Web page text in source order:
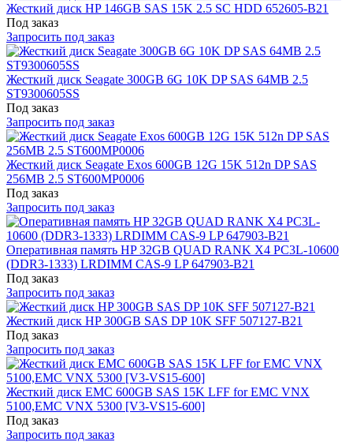
Жесткий диск HP 146GB SAS 15K 2.5 SC HDD 652605-B21
Под заказ
Запросить под заказ
Жесткий диск Seagate 300GB 6G 10K DP SAS 64MB 2.5
ST9300605SS
Под заказ
Запросить под заказ
Жесткий диск Seagate Exos 600GB 12G 15K 512n DP SAS
256MB 2.5 ST600MP0006
Под заказ
Запросить под заказ
Оперативная память HP 32GB QUAD RANK X4 PC3L-10600
(DDR3-1333) LRDIMM CAS-9 LP 647903-B21
Под заказ
Запросить под заказ
Жесткий диск HP 300GB SAS DP 10K SFF 507127-B21
Под заказ
Запросить под заказ
Жесткий диск EMC 600GB SAS 15K LFF for EMC VNX
5100,EMC VNX 5300 [V3-VS15-600]
Под заказ
Запросить под заказ